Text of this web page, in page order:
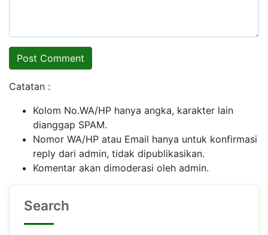
Catatan :
Kolom No.WA/HP hanya angka, karakter lain
dianggap SPAM.
Nomor WA/HP atau Email hanya untuk konfirmasi
reply dari admin, tidak dipublikasikan.
Komentar akan dimoderasi oleh admin.
Search